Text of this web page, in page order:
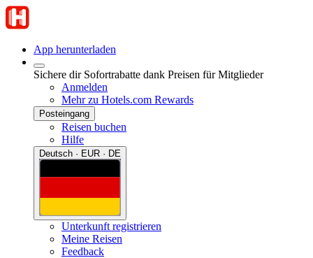
App herunterladen
Sichere dir Sofortrabatte dank Preisen für Mitglieder
Anmelden
Mehr zu Hotels.com Rewards
Posteingang
Reisen buchen
Hilfe
Deutsch · EUR · DE
Unterkunft registrieren
Meine Reisen
Feedback